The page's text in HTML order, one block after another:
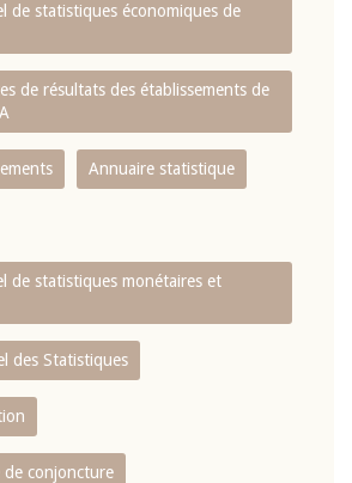
de statistiques économiques de
de résultats des établissements de
Annuaire statistique
de statistiques monétaires et
des Statistiques
de conjoncture